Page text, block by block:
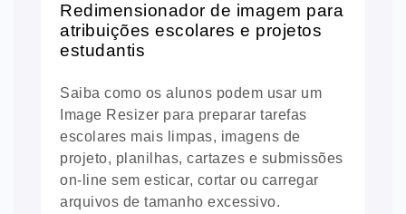
Redimensionador de imagem para
atribuições escolares e projetos
estudantis
Saiba como os alunos podem usar um
Image Resizer para preparar tarefas
escolares mais limpas, imagens de
projeto, planilhas, cartazes e submissões
on-line sem esticar, cortar ou carregar
arquivos de tamanho excessivo.